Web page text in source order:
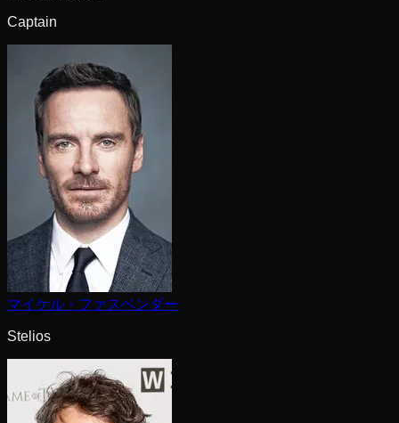
Captain
マイケル・ファスベンダー
Stelios